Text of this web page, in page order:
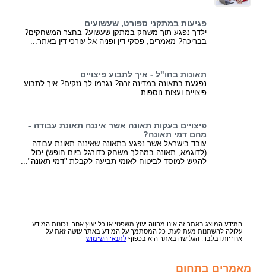
פגיעות במתקני ספורט, שעשועים
ילדך נפגע תוך משחק במתקן שעשוע? בחצר המשחקים?
בבריכה? מאמרים, פסקי דין ופניה אל עורכי דין באתר...
תאונות בחו"ל - איך לתבוע פיצויים
נפגעת בתאונה במדינה זרה? נגרמו לך נזקים? איך לתבוע
פיצויים ועצות נוספות....
פיצויים בעקות תאונה אשר איננה תאונת עבודה -
מהם דמי תאונה?
עובד בישראל אשר נפגע בתאונה שאיננה תאונת עבודה
(לדוגמא, תאונה במהלך משחק כדורגל ביום חופש) יכול
להגיש למוסד לביטוח לאומי תביעה לקבלת "דמי תאונה"...
המידע המוצג באתר זה אינו מהווה יעוץ משפטי או כל יעוץ אחר. נכונות המידע
עלולה להשתנות מעת לעת. כל המסתמך על המידע באתר עושה זאת על
אחריותו בלבד. הגלישה באתר היא בכפוף לתנאי השימוש
מאמרים בתחום